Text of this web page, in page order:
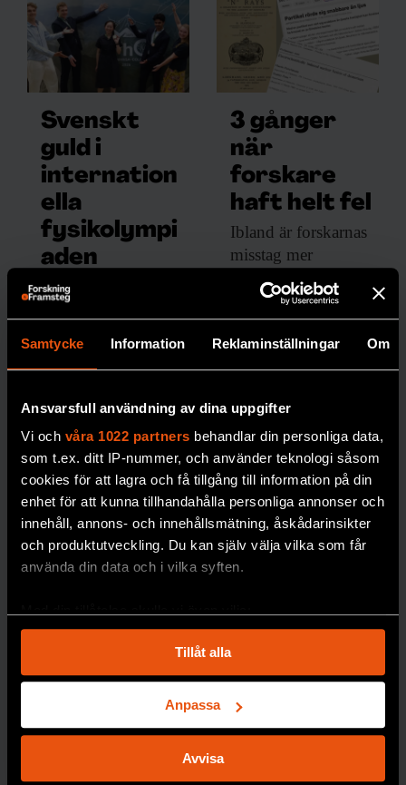
Samtycke Information Reklaminställningar Om
Ansvarsfull användning av dina uppgifter
Vi och våra 1022 partners behandlar din personliga data,
som t.ex. ditt IP-nummer, och använder teknologi såsom
cookies för att lagra och få tillgång till information på din
enhet för att kunna tillhandahålla personliga annonser och
innehåll, annons- och innehållsmätning, åskådarinsikter
och produktutveckling. Du kan själv välja vilka som får
använda din data och i vilka syften.
som kan ha en noggrannhet på upp till flera meter
Identifiera din enhet genom att aktivt skanna den
för specifika kännetecken (fingeravtryck)
Ta reda på mer om hur dina personliga uppgifter
Tillåt alla
Anpassa
Avvisa
Svenskt
guld i
internation
ella
fysikolympi
aden
Leshi Zhang tar
guldmedalj för
internationella
fysikolympiaden.
PREMIUM
UNGDOMAR
3 gånger
när
forskare
haft helt fel
Ibland är forskarnas
misstag mer
spektakulära än
vanligt.
Så stöttas
väte av
forskningss
ystemet